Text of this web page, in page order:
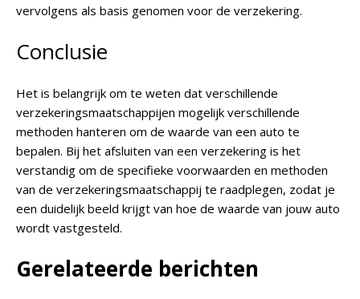
vervolgens als basis genomen voor de verzekering.
Conclusie
Het is belangrijk om te weten dat verschillende
verzekeringsmaatschappijen mogelijk verschillende
methoden hanteren om de waarde van een auto te
bepalen. Bij het afsluiten van een verzekering is het
verstandig om de specifieke voorwaarden en methoden
van de verzekeringsmaatschappij te raadplegen, zodat je
een duidelijk beeld krijgt van hoe de waarde van jouw auto
wordt vastgesteld.
Gerelateerde berichten